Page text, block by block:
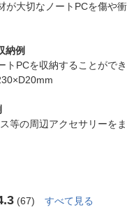
が大切なノートPCを傷や
納例
トPCを収納することがで
等の周辺アクセサリーを
(67) すべて見る